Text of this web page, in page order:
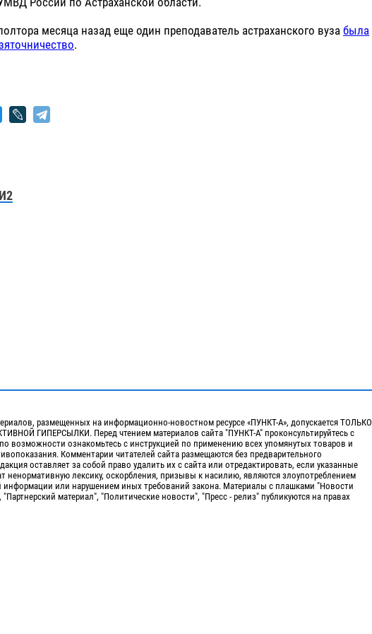
месяца назад еще один преподаватель астраханского вуза была
.
размещенных на информационно-новостном ресурсе «ПУНКТ-А», допускается ТОЛЬКО
ГИПЕРСЫЛКИ. Перед чтением материалов сайта "ПУНКТ-А" проконсультируйтесь с
возможности ознакомьтесь с инструкцией по применению всех упомянутых товаров и
Комментарии читателей сайта размещаются без предварительного
оставляет за собой право удалить их с сайта или отредактировать, если указанные
ненормативную лексику, оскорбления, призывы к насилию, являются злоупотреблением
информации или нарушением иных требований закона. Материалы с плашками "Новости
материал", "Политические новости", "Пресс - релиз" публикуются на правах